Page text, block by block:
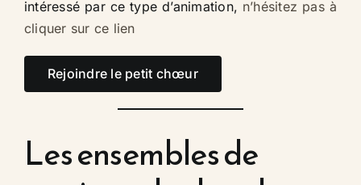
intéressé par ce type d’animation, n’hésitez pas à
cliquer sur ce lien
Rejoindre le petit chœur
Les ensembles de